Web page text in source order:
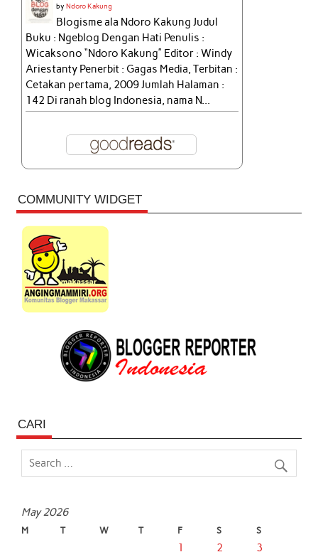
byNdoro Kakung
Blogisme ala Ndoro Kakung Judul
Buku : Ngeblog Dengan Hati Penulis :
Wicaksono “Ndoro Kakung” Editor : Windy
Ariestanty Penerbit : Gagas Media, Terbitan :
Cetakan pertama, 2009 Jumlah Halaman :
142 Di ranah blog Indonesia, nama N...
COMMUNITY WIDGET
CARI
May 2026
M T W T F S S
1 2
3